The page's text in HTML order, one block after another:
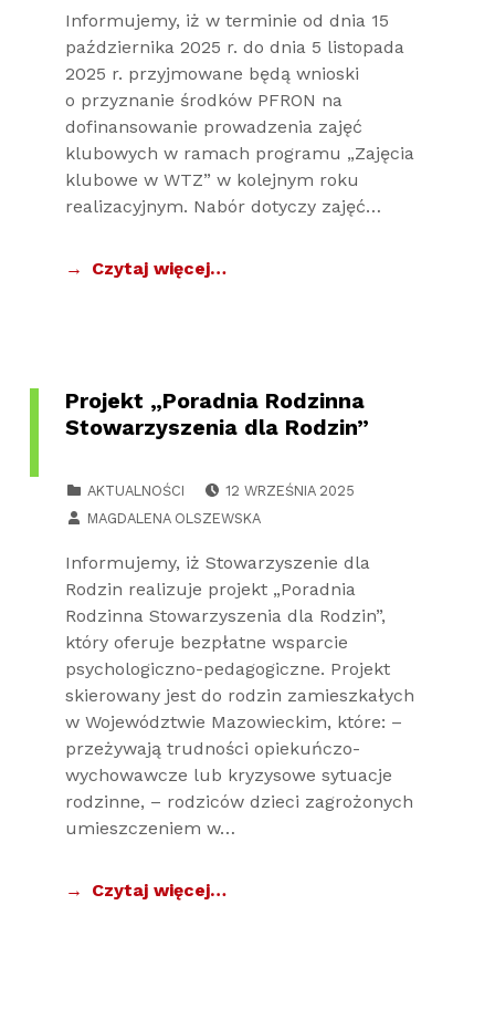
Informujemy, iż w terminie od dnia 15
października 2025 r. do dnia 5 listopada
2025 r. przyjmowane będą wnioski
o przyznanie środków PFRON na
dofinansowanie prowadzenia zajęć
klubowych w ramach programu „Zajęcia
klubowe w WTZ” w kolejnym roku
realizacyjnym. Nabór dotyczy zajęć…
Czytaj więcej…
Projekt „Poradnia Rodzinna
Stowarzyszenia dla Rodzin”
AKTUALNOŚCI
12 WRZEŚNIA 2025
MAGDALENA OLSZEWSKA
Informujemy, iż Stowarzyszenie dla
Rodzin realizuje projekt „Poradnia
Rodzinna Stowarzyszenia dla Rodzin”,
który oferuje bezpłatne wsparcie
psychologiczno-pedagogiczne. Projekt
skierowany jest do rodzin zamieszkałych
w Województwie Mazowieckim, które: –
przeżywają trudności opiekuńczo-
wychowawcze lub kryzysowe sytuacje
rodzinne, – rodziców dzieci zagrożonych
umieszczeniem w…
Czytaj więcej…